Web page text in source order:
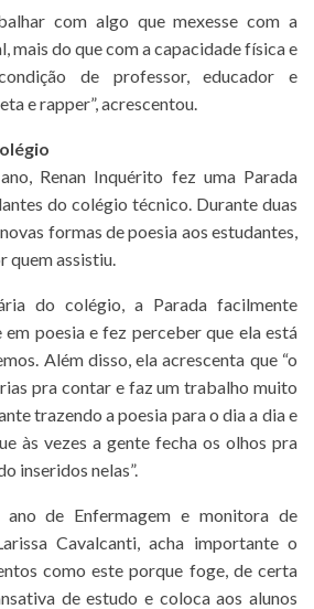
com algo que mexesse com a
mais do que com a capacidade física e
de professor, educador e
e rapper”, acrescentou.
Renan Inquérito fez uma Parada
do colégio técnico. Durante duas
formas de poesia aos estudantes,
quem assistiu.
do colégio, a Parada facilmente
poesia e fez perceber que ela está
Além disso, ela acrescenta que “o
pra contar e faz um trabalho muito
trazendo a poesia para o dia a dia e
às vezes a gente fecha os olhos pra
inseridos nelas”.
de Enfermagem e monitora de
Cavalcanti, acha importante o
como este porque foge, de certa
de estudo e coloca aos alunos